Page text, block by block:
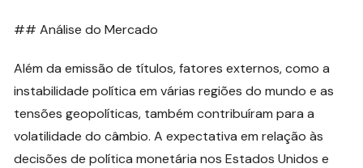
## Análise do Mercado
Além da emissão de títulos, fatores externos, como a
instabilidade política em várias regiões do mundo e as
tensões geopolíticas, também contribuíram para a
volatilidade do câmbio. A expectativa em relação às
decisões de política monetária nos Estados Unidos e